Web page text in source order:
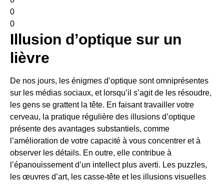
0
0
Illusion d’optique sur un
lièvre
De nos jours, les énigmes d’optique sont omniprésentes
sur les médias sociaux, et lorsqu’il s’agit de les résoudre,
les gens se grattent la tête. En faisant travailler votre
cerveau, la pratique régulière des illusions d’optique
présente des avantages substantiels, comme
l’amélioration de votre capacité à vous concentrer et à
observer les détails. En outre, elle contribue à
l’épanouissement d’un intellect plus averti. Les puzzles,
les œuvres d’art, les casse-tête et les illusions visuelles